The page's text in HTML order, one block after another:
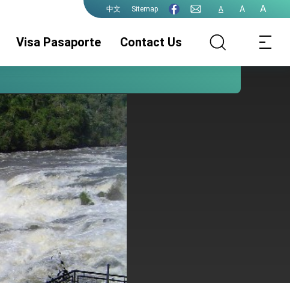
中文 Sitemap A A A
Visa Pasaporte
Pasaporte de la
ROC(Taiwán)
Legalizaciónes Visa
Contact Us